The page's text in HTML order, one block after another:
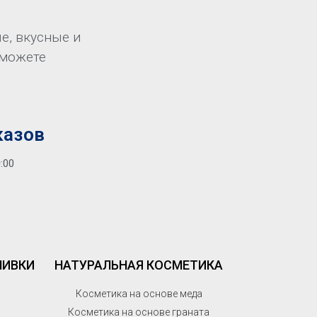
вкусные и
НАТУРАЛЬНАЯ КОСМЕТИКА
Косметика на основе меда
Косметика на основе граната